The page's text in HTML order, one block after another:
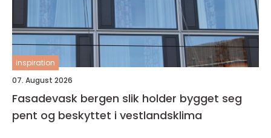
inspiration
07. August 2026
Fasadevask bergen slik holder bygget seg
pent og beskyttet i vestlandsklima